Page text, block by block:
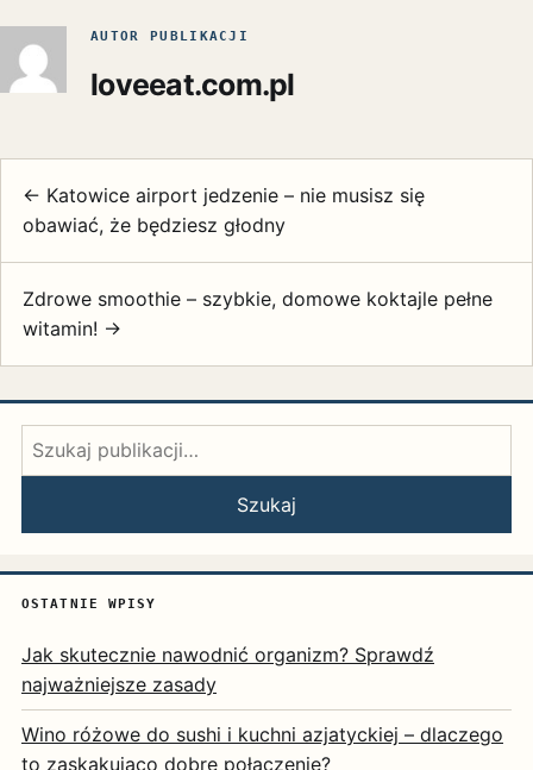
AUTOR PUBLIKACJI
loveeat.com.pl
← Katowice airport jedzenie – nie musisz się
obawiać, że będziesz głodny
Zdrowe smoothie – szybkie, domowe koktajle pełne
witamin! →
Szukaj:
Szukaj
OSTATNIE WPISY
Jak skutecznie nawodnić organizm? Sprawdź
najważniejsze zasady
Wino różowe do sushi i kuchni azjatyckiej – dlaczego
to zaskakująco dobre połączenie?